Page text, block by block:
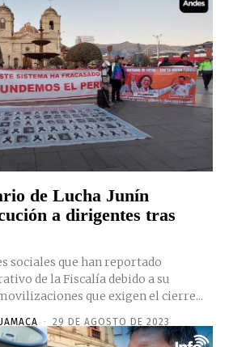
de Lucha Junín
a dirigentes tras
sociales que han reportado
de la Fiscalía debido a su
que exigen el cierre...
- 29 DE AGOSTO DE 2023